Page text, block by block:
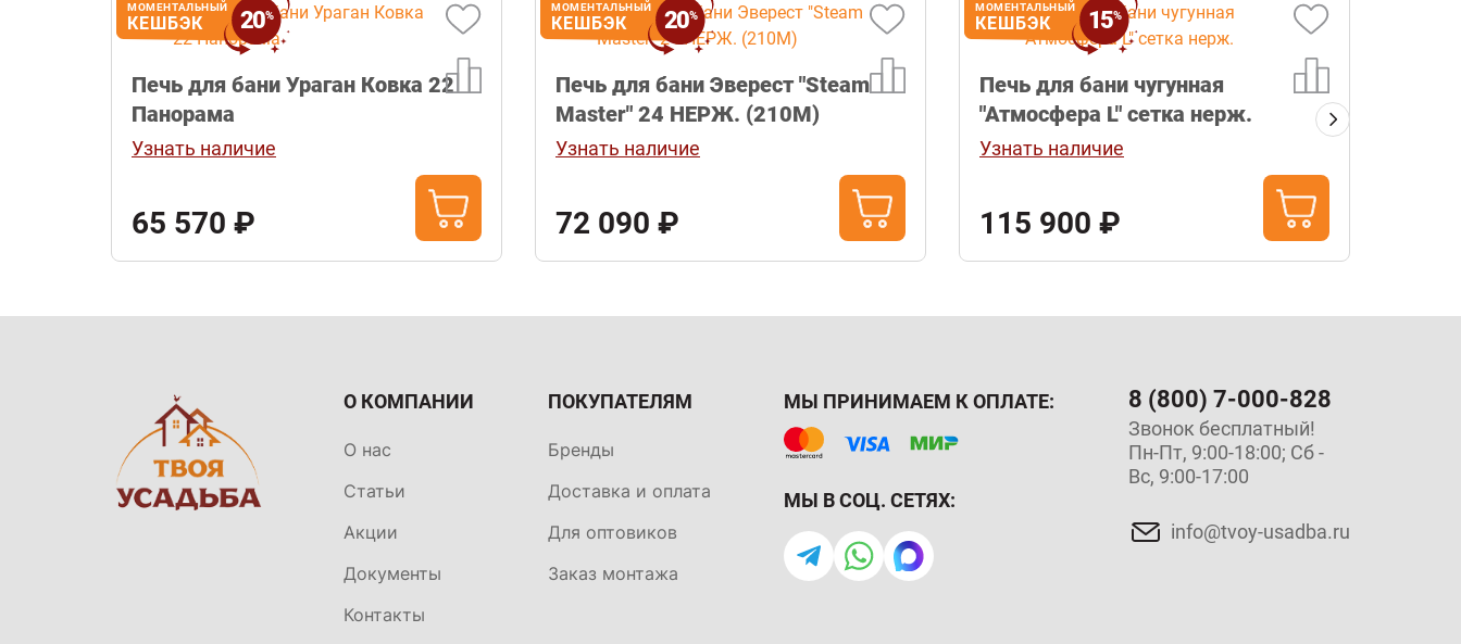
МОМЕНТАЛЬНЫЙ
КЕШБЭК 20%
Печь для бани Ураган Ковка 22
Панорама
Узнать наличие
65 570 ₽
МОМЕНТАЛЬНЫЙ
КЕШБЭК 20%
Печь для бани Эверест "Steam
Master" 24 НЕРЖ. (210М)
Узнать наличие
72 090 ₽
МОМЕНТАЛЬНЫЙ
КЕШБЭК 15%
Печь для бани чугунная
"Атмосфера L" сетка нерж.
Узнать наличие
115 900 ₽
О КОМПАНИИ
О нас
Статьи
Акции
Документы
Контакты
ПОКУПАТЕЛЯМ
Бренды
Доставка и оплата
Для оптовиков
Заказ монтажа
МЫ ПРИНИМАЕМ К ОПЛАТЕ:
МЫ В СОЦ. СЕТЯХ:
8 (800) 7-000-828
Звонок бесплатный!
Пн-Пт, 9:00-18:00; Сб -
Вс, 9:00-17:00
info@tvoy-usadba.ru